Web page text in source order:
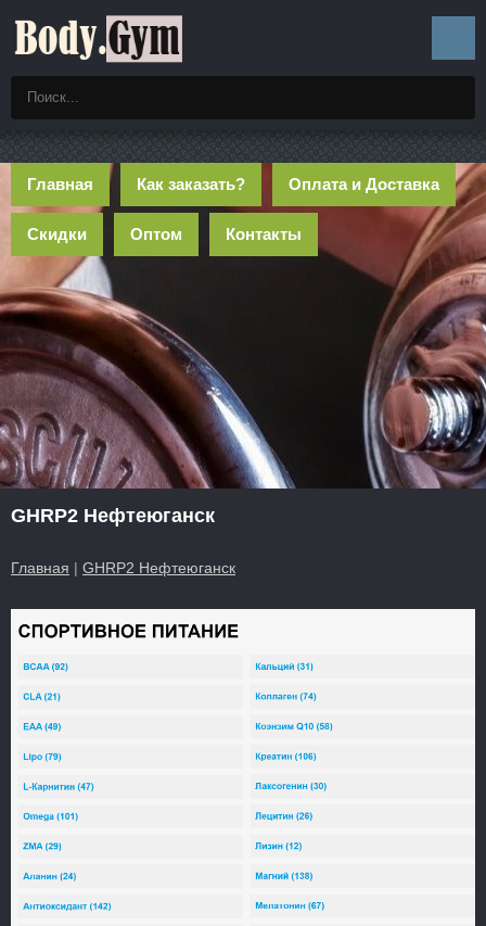
Главная Как заказать? Оплата и Доставка
Скидки Оптом Контакты
GHRP2 Нефтеюганск
Главная | GHRP2 Нефтеюганск